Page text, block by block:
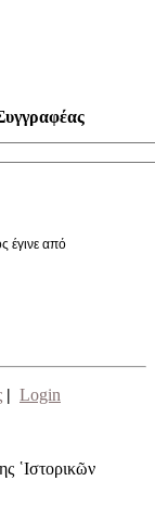
έγινε από
| Login
῾Ιστορικῶν